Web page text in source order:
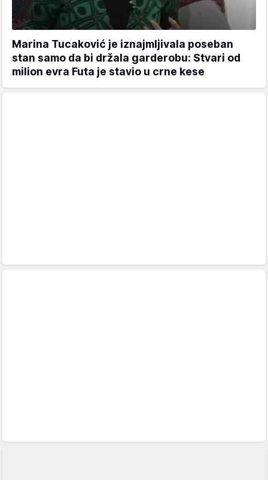
Marina Tucaković je iznajmljivala poseban
stan samo da bi držala garderobu: Stvari od
milion evra Futa je stavio u crne kese